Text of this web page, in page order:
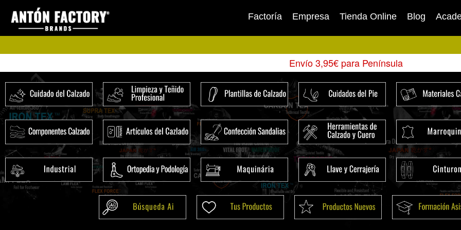
contenido
Factoría Empresa Tienda Online Blog
Envío 3,95€ para Península